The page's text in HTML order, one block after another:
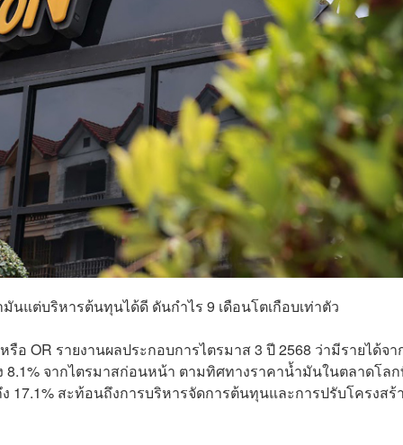
นแต่บริหารต้นทุนได้ดี ดันกำไร 9 เดือนโตเกือบเท่าตัว
OR รายงานผลประกอบการไตรมาส 3 ปี 2568 ว่ามีรายได้จา
8.1% จากไตรมาสก่อนหน้า ตามทิศทางราคาน้ำมันในตลาดโล
17.1% สะท้อนถึงการบริหารจัดการต้นทุนและการปรับโครงสร้